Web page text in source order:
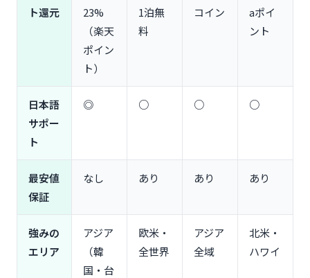
ト還元
23%
（楽天
ポイン
ト）
1泊無
料
コイン
aポイ
ント
日本語
サポー
ト
◎ ○ ○ ○
最安値
保証
なし あり あり あり
強みの
エリア
アジア
（韓
国・台
欧米・
全世界
アジア
全域
北米・
ハワイ